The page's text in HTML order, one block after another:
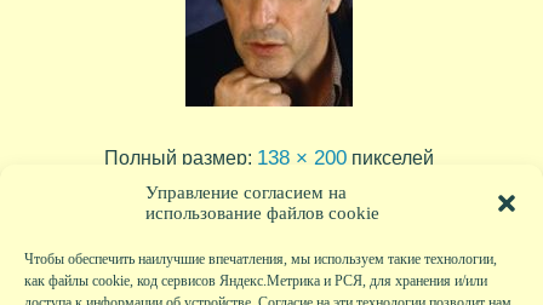
Управление согласием на
использование файлов cookie
Чтобы обеспечить наилучшие впечатления, мы используем такие технологии,
как файлы cookie, код сервисов Яндекс.Метрика и РСЯ, для хранения и/или
Полный размер: 138 × 200пикселей